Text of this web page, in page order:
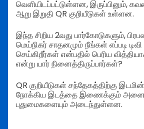
வெளியிடப்பட்டுள்ளன, இருப்பினும்,
ஆறு இறுதி QR குறியீடுகள் உள்ளன.
இந்த சிறிய 2வது பார்கோடுகளும்,
மெய்நிகர் சாதனமும் நீங்கள் எப்படி
செய்கிறீர்கள் என்பதில் பெரிய
என்று யார் நினைத்திருப்பார்கள்?
QR குறியீடுகள் சந்தேகத்திற்கு
நோக்கிய இடத்தை இணைக்கும்
புதுமைகளையும் அடைந்துள்ளன.